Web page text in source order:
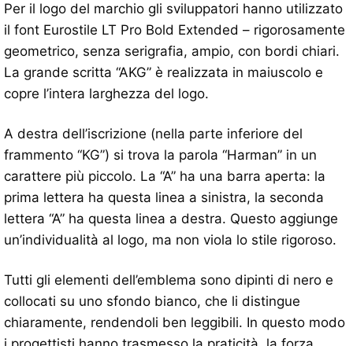
Per il logo del marchio gli sviluppatori hanno utilizzato
il font Eurostile LT Pro Bold Extended – rigorosamente
geometrico, senza serigrafia, ampio, con bordi chiari.
La grande scritta “AKG” è realizzata in maiuscolo e
copre l’intera larghezza del logo.
A destra dell’iscrizione (nella parte inferiore del
frammento “KG”) si trova la parola “Harman” in un
carattere più piccolo. La “A” ha una barra aperta: la
prima lettera ha questa linea a sinistra, la seconda
lettera “A” ha questa linea a destra. Questo aggiunge
un’individualità al logo, ma non viola lo stile rigoroso.
Tutti gli elementi dell’emblema sono dipinti di nero e
collocati su uno sfondo bianco, che li distingue
chiaramente, rendendoli ben leggibili. In questo modo